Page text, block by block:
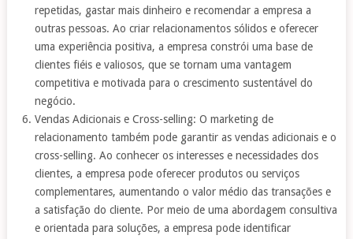
repetidas, gastar mais dinheiro e recomendar a empresa a
outras pessoas. Ao criar relacionamentos sólidos e oferecer
uma experiência positiva, a empresa constrói uma base de
clientes fiéis e valiosos, que se tornam uma vantagem
competitiva e motivada para o crescimento sustentável do
negócio.
Vendas Adicionais e Cross-selling: O marketing de
relacionamento também pode garantir as vendas adicionais e o
cross-selling. Ao conhecer os interesses e necessidades dos
clientes, a empresa pode oferecer produtos ou serviços
complementares, aumentando o valor médio das transações e
a satisfação do cliente. Por meio de uma abordagem consultiva
e orientada para soluções, a empresa pode identificar